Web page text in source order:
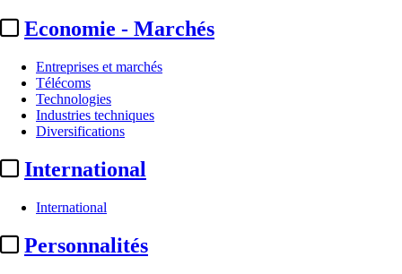
Economie - Marchés
Entreprises et marchés
Télécoms
Technologies
Industries techniques
Diversifications
International
International
Personnalités